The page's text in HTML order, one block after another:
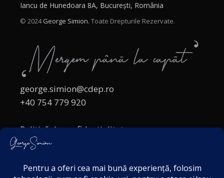
Iancu de Hunedoara 8A, București, România
© 2024George Simion. Toate Drepturile Rezervate.
george.simion@cdep.ro
+40 754 779 920
Politică de confidențialitate
Politica cookies
Acordul de markting